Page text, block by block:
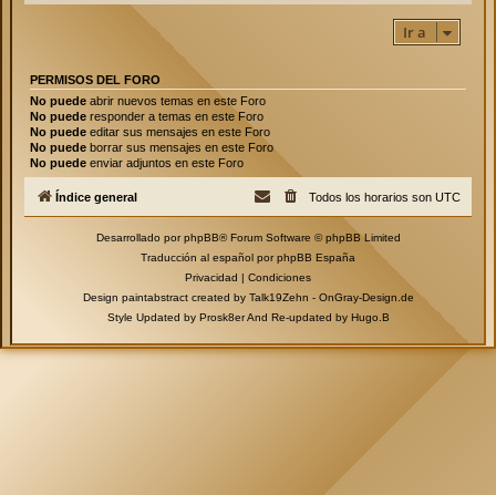
Ir a
PERMISOS DEL FORO
No puede abrir nuevos temas en este Foro
No puede responder a temas en este Foro
No puede editar sus mensajes en este Foro
No puede borrar sus mensajes en este Foro
No puede enviar adjuntos en este Foro
Índice general Todos los horarios son UTC
Desarrollado porphpBB® Forum Software © phpBB Limited
Traducción al español porphpBB España
Privacidad | Condiciones
Design paintabstract created by Talk19Zehn - OnGray-Design.de
Style Updated by Prosk8erAnd Re-updated by Hugo.B